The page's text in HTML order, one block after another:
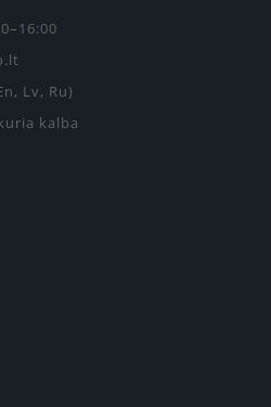
Lv, Ru)
kalba